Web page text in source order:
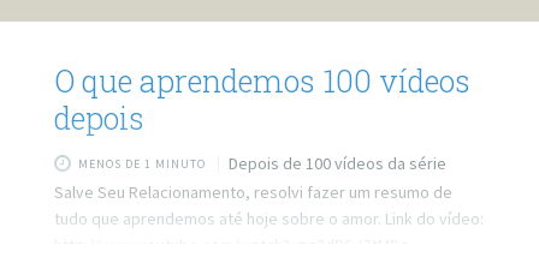
O que aprendemos 100 vídeos
depois
MENOS DE 1 MINUTO
Depois de 100 vídeos da série
Salve Seu Relacionamento, resolvi fazer um resumo de
tudo que aprendemos até hoje sobre o amor. Link do vídeo: